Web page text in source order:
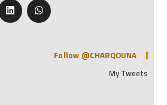
Follow @CHARQOUNA
My Tweets